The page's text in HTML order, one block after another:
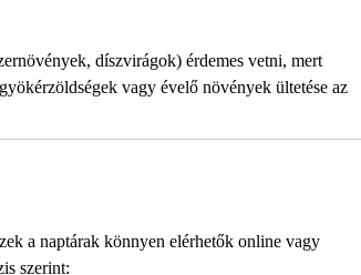
díszvirágok) érdemes vetni, mert
vagy évelő növények ültetése az
a naptárak könnyen elérhetők online vagy
szerint: